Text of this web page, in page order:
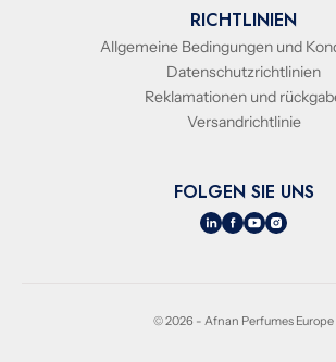
RICHTLINIEN
Allgemeine Bedingungen und
Datenschutzrichtlinien
Reklamationen und
Versandrichtlinie
FOLGEN SIE UNS
© 2026 - Afnan Perfumes Europe